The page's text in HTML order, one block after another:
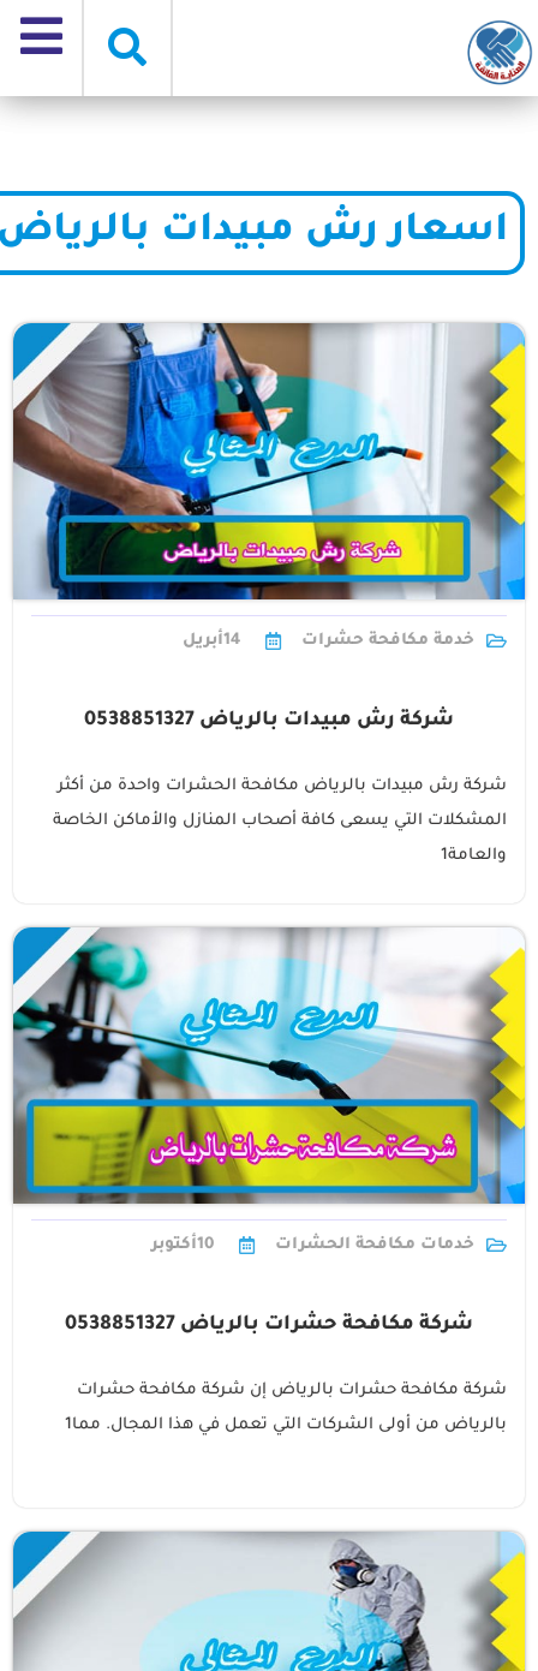
اسعار رش مبيدات
خدمة مكافحة حشرات 14أبريل
شركة رش مبيدات بالرياض 0538851327
شركة رش مبيدات بالرياض مكافحة الحشرات واحدة من أكثر
المشكلات التي يسعى كافة أصحاب المنازل والأماكن الخاصة
والعامة1
خدمات مكافحة الحشرات 10أكتوبر
شركة مكافحة حشرات بالرياض 0538851327
شركة مكافحة حشرات بالرياض إن شركة مكافحة حشرات
بالرياض من أولى الشركات التي تعمل في هذا المجال. مما1